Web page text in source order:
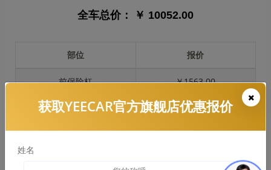
全车总价： ￥ 10052.00
部位 报价
前保险杠 ￥1563.00
引擎盖 ￥2170.00
左右两侧前叶子板 ￥1628.00
获取YEECAR官方旗舰店优惠报价
姓名